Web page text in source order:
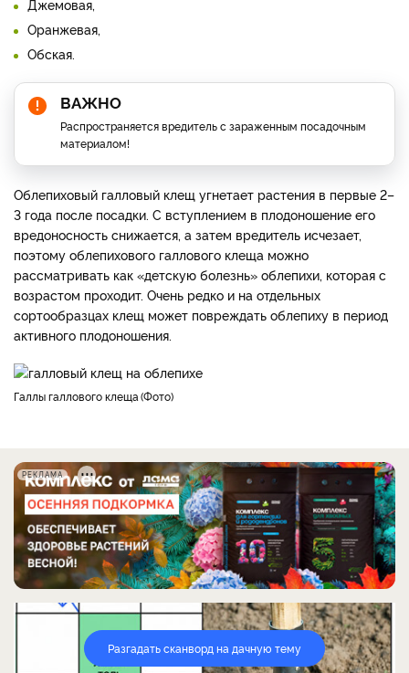
Джемовая,
Оранжевая,
Обская.
ВАЖНО
Распространяется вредитель с зараженным посадочным
материалом!
Облепиховый галловый клещ угнетает растения в первые 2–
3 года после посадки. С вступлением в плодоношение его
вредоносность снижается, а затем вредитель исчезает,
поэтому облепихового галлового клеща можно
рассматривать как «детскую болезнь» облепихи, которая с
возрастом проходит. Очень редко и на отдельных
сортообразцах клещ может повреждать облепиху в период
активного плодоношения.
Галлы галлового клеща Фото
РЕКЛАМА
Разгадать сканворд на дачную тему